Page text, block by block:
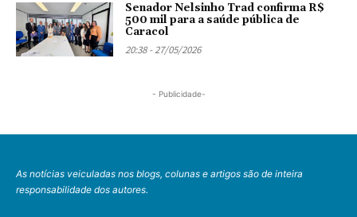
Senador Nelsinho Trad confirma R$
500 mil para a saúde pública de
Caracol
20:38 - 27/05/2026
- Publicidade-
As notícias veiculadas nos blogs, colunas e artigos são de inteira
responsabilidade dos autores.